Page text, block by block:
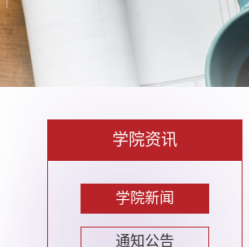
学院资讯
学院新闻
通知公告